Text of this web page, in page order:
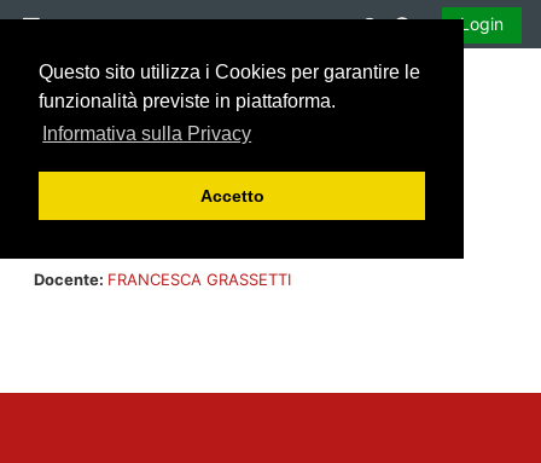
Questo sito utilizza i Cookies per garantire le
funzionalità previste in piattaforma.
Informativa sulla Privacy
Accetto
Attiva/disattiva
Login
Matematica Finanziaria - Aula 1 - CdS in Economia
Docente: FRANCESCA GRASSETTI